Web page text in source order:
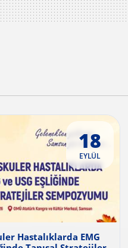
18
EYLÜL
Hastalıklarda EMG